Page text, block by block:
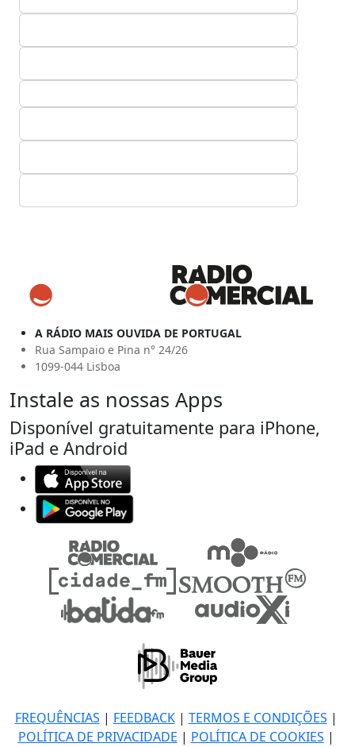
A RÁDIO MAIS OUVIDA DE PORTUGAL
Rua Sampaio e Pina n° 24/26
1099-044 Lisboa
Instale as nossas Apps
Disponível gratuitamente para iPhone,
iPad e Android
FREQUÊNCIAS | FEEDBACK| TERMOS E CONDIÇÕES |
POLÍTICA DE PRIVACIDADE | POLÍTICA DE COOKIES |